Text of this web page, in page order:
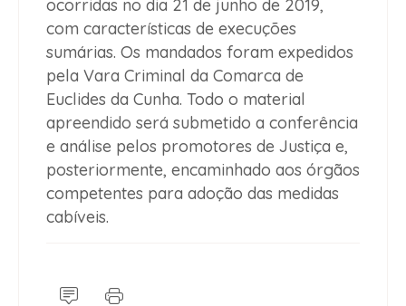
ocorridas no dia 21 de junho de 2019,
com características de execuções
sumárias. Os mandados foram expedidos
pela Vara Criminal da Comarca de
Euclides da Cunha. Todo o material
apreendido será submetido a conferência
e análise pelos promotores de Justiça e,
posteriormente, encaminhado aos órgãos
competentes para adoção das medidas
cabíveis.